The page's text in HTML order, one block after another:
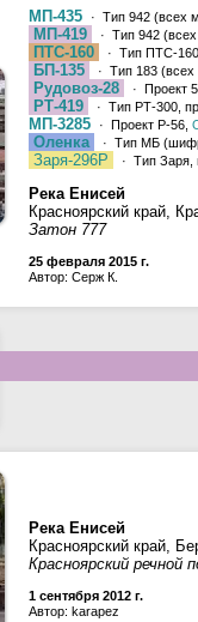
МП-435 · Тип 942 (всех
МП-419 · Тип 942
ПТС-160 · Тип ПТС-
БП-135 · Тип 183
Рудовоз-28 · Проект
РТ-419 · Тип РТ-300,
МП-3285 · Проект Р-56,
Оленка · Тип МБ
Заря-296Р · Тип Заря,
Река Енисей
Красноярский край,
Затон 777
25 февраля 2015 г.
Автор: Серж К.
Река Енисей
Красноярский край,
Красноярский речной
1 сентября 2012 г.
Автор: karapez